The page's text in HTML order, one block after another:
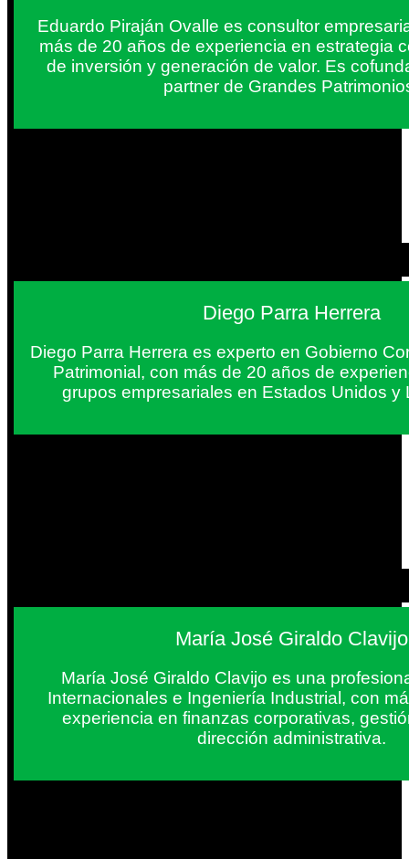
Eduardo Piraján Ovalle es consultor
más de 20 años de experiencia en estrategia
de inversión y generación de valor. Es
partner de Grandes
Diego Parra Herrera
Diego Parra Herrera es experto en Gobierno
Patrimonial, con más de 20 años de
grupos empresariales en Estados Unidos y
María José Giraldo Clavijo
María José Giraldo Clavijo es una
Internacionales e Ingeniería Industrial, con
experiencia en finanzas corporativas,
dirección administrativa.